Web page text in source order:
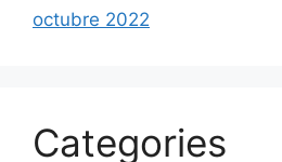
octubre 2022
Categories